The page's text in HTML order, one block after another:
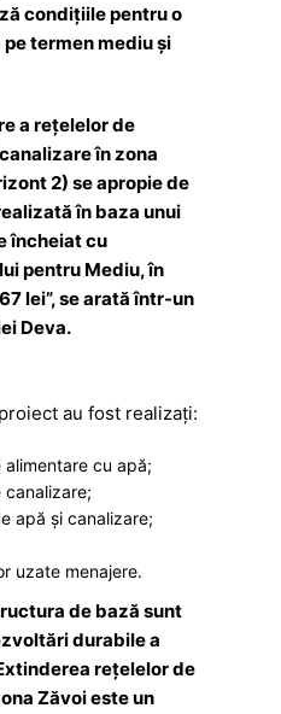
condițiile pentru o
termen mediu și
a rețelelor de
în zona
2) se apropie de
în baza unui
încheiat cu
pentru Mediu, în
lei”, se arată într-un
Deva.
au fost realizați:
cu apă;
apă și canalizare;
uzate menajere.
de bază sunt
durabile a
rețelelor de
Zăvoi este un